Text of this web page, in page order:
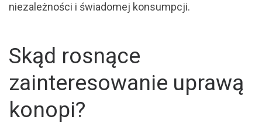
niezależności i świadomej konsumpcji.
Skąd rosnące
zainteresowanie uprawą
konopi?